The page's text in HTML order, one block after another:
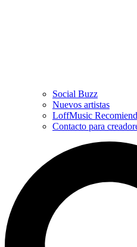
Social Buzz
Nuevos artistas
LoffMusic
Contacto para